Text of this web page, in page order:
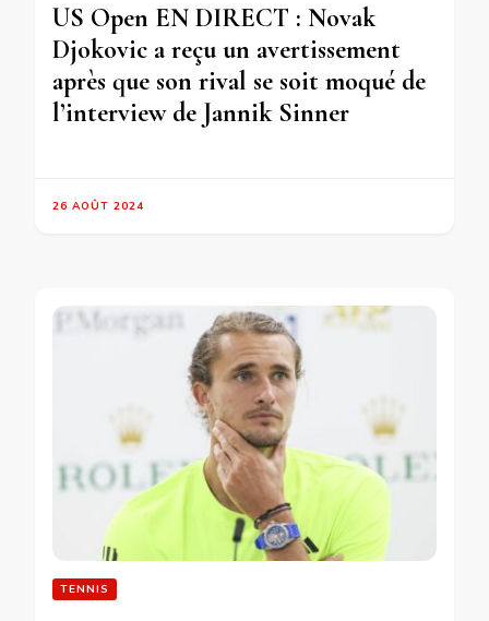
US Open EN DIRECT : Novak
Djokovic a reçu un avertissement
après que son rival se soit moqué de
l’interview de Jannik Sinner
26 AOÛT 2024
TENNIS